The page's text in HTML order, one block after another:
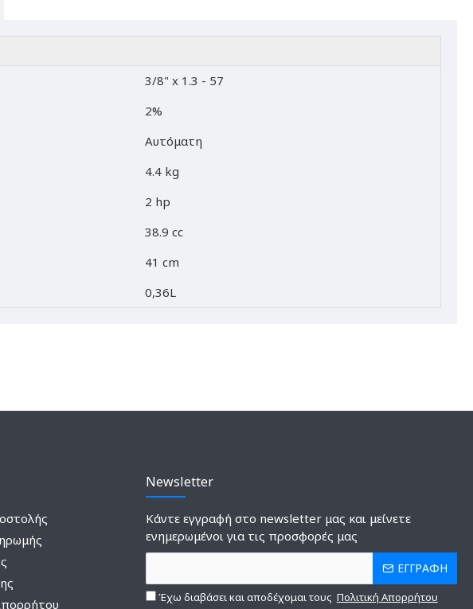
3/8" x 1.3 - 57
2%
Αυτόματη
4.4 kg
2 hp
38.9 cc
41 cm
0,36L
Newsletter
Κάντε εγγραφή στο newsletter μας και μείνετε
ενημερωμένοι για τις προσφορές μας
ΕΓΓΡΑΦΗ
Έχω διαβάσει και αποδέχομαι τους Πολιτική Απορρήτου